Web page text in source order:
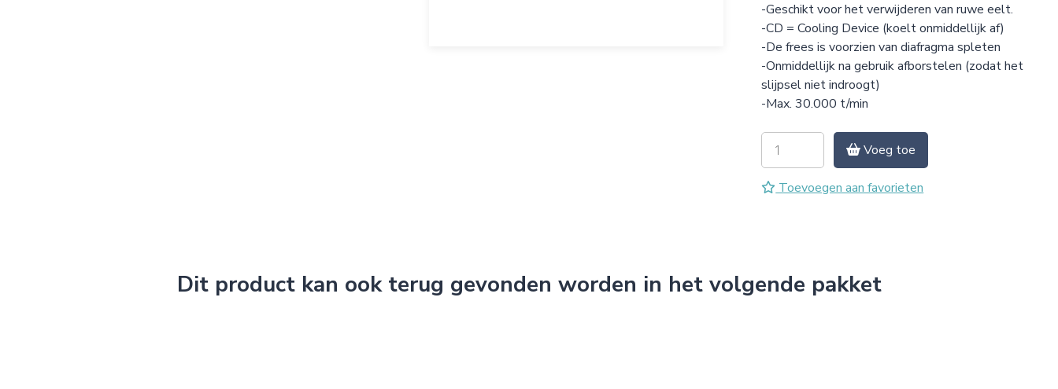
-Geschikt voor het verwijderen van ruwe eelt.
-CD = Cooling Device (koelt onmiddellijk af)
-De frees is voorzien van diafragma spleten
-Onmiddellijk na gebruik afborstelen (zodat het
slijpsel niet indroogt)
-Max. 30.000 t/min
Voeg toe
Toevoegen aan favorieten
Dit product kan ook terug gevonden worden in het volgende pakket